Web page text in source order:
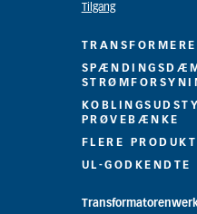
Tilgang
TRANSFORMERE
PRØVEBÆNKE
FLERE
UL-GODKENDTE